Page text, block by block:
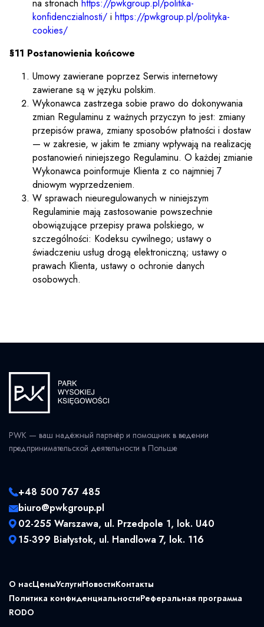
na stronach https://pwkgroup.pl/politika-
konfidenczialnosti/ i https://pwkgroup.pl/polityka-
cookies/
§11 Postanowienia końcowe
Umowy zawierane poprzez Serwis internetowy
zawierane są w języku polskim.
Wykonawca zastrzega sobie prawo do dokonywania
zmian Regulaminu z ważnych przyczyn to jest: zmiany
przepisów prawa, zmiany sposobów płatności i dostaw
— w zakresie, w jakim te zmiany wpływają na realizację
postanowień niniejszego Regulaminu. O każdej zmianie
Wykonawca poinformuje Klienta z co najmniej 7
dniowym wyprzedzeniem.
W sprawach nieuregulowanych w niniejszym
Regulaminie mają zastosowanie powszechnie
obowiązujące przepisy prawa polskiego, w
szczególności: Kodeksu cywilnego; ustawy o
świadczeniu usług drogą elektroniczną; ustawy o
prawach Klienta, ustawy o ochronie danych
osobowych.
PWK — ваш надёжный партнёр и помощник в ведении
предпринимательской деятельности в Польше
+48 500 767 485
biuro@pwkgroup.pl
02-255 Warszawa, ul. Przedpole 1, lok. U40
15-399 Białystok, ul. Handlowa 7, lok. 116
О насЦеныУслугиНовостиКонтакты
Политика конфиденциальностиРеферальная программа
RODO